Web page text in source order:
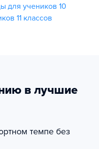
для учеников 10
11 классов
в лучшие
темпе без